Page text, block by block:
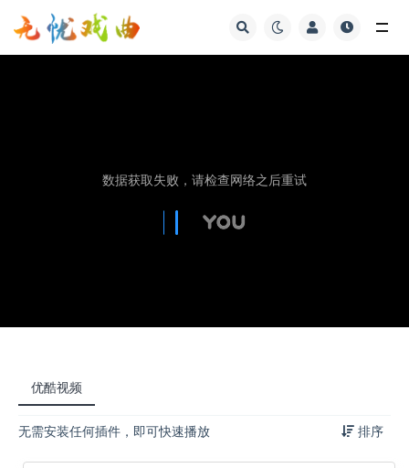
优酷视频
无需安装任何插件，即可快速播放 排序